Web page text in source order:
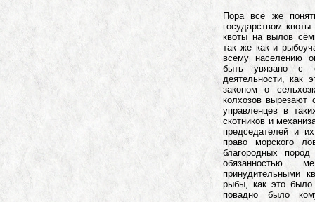
Пора всё же
государством
квоты на вылов
так же как и
всему населению
быть увязано с
деятельности, как
законом о
колхозов
управленцев в
скотников и
председателей и
право морского
благородных
обязанностью
принудительными
рыбы, как это было
повадно было